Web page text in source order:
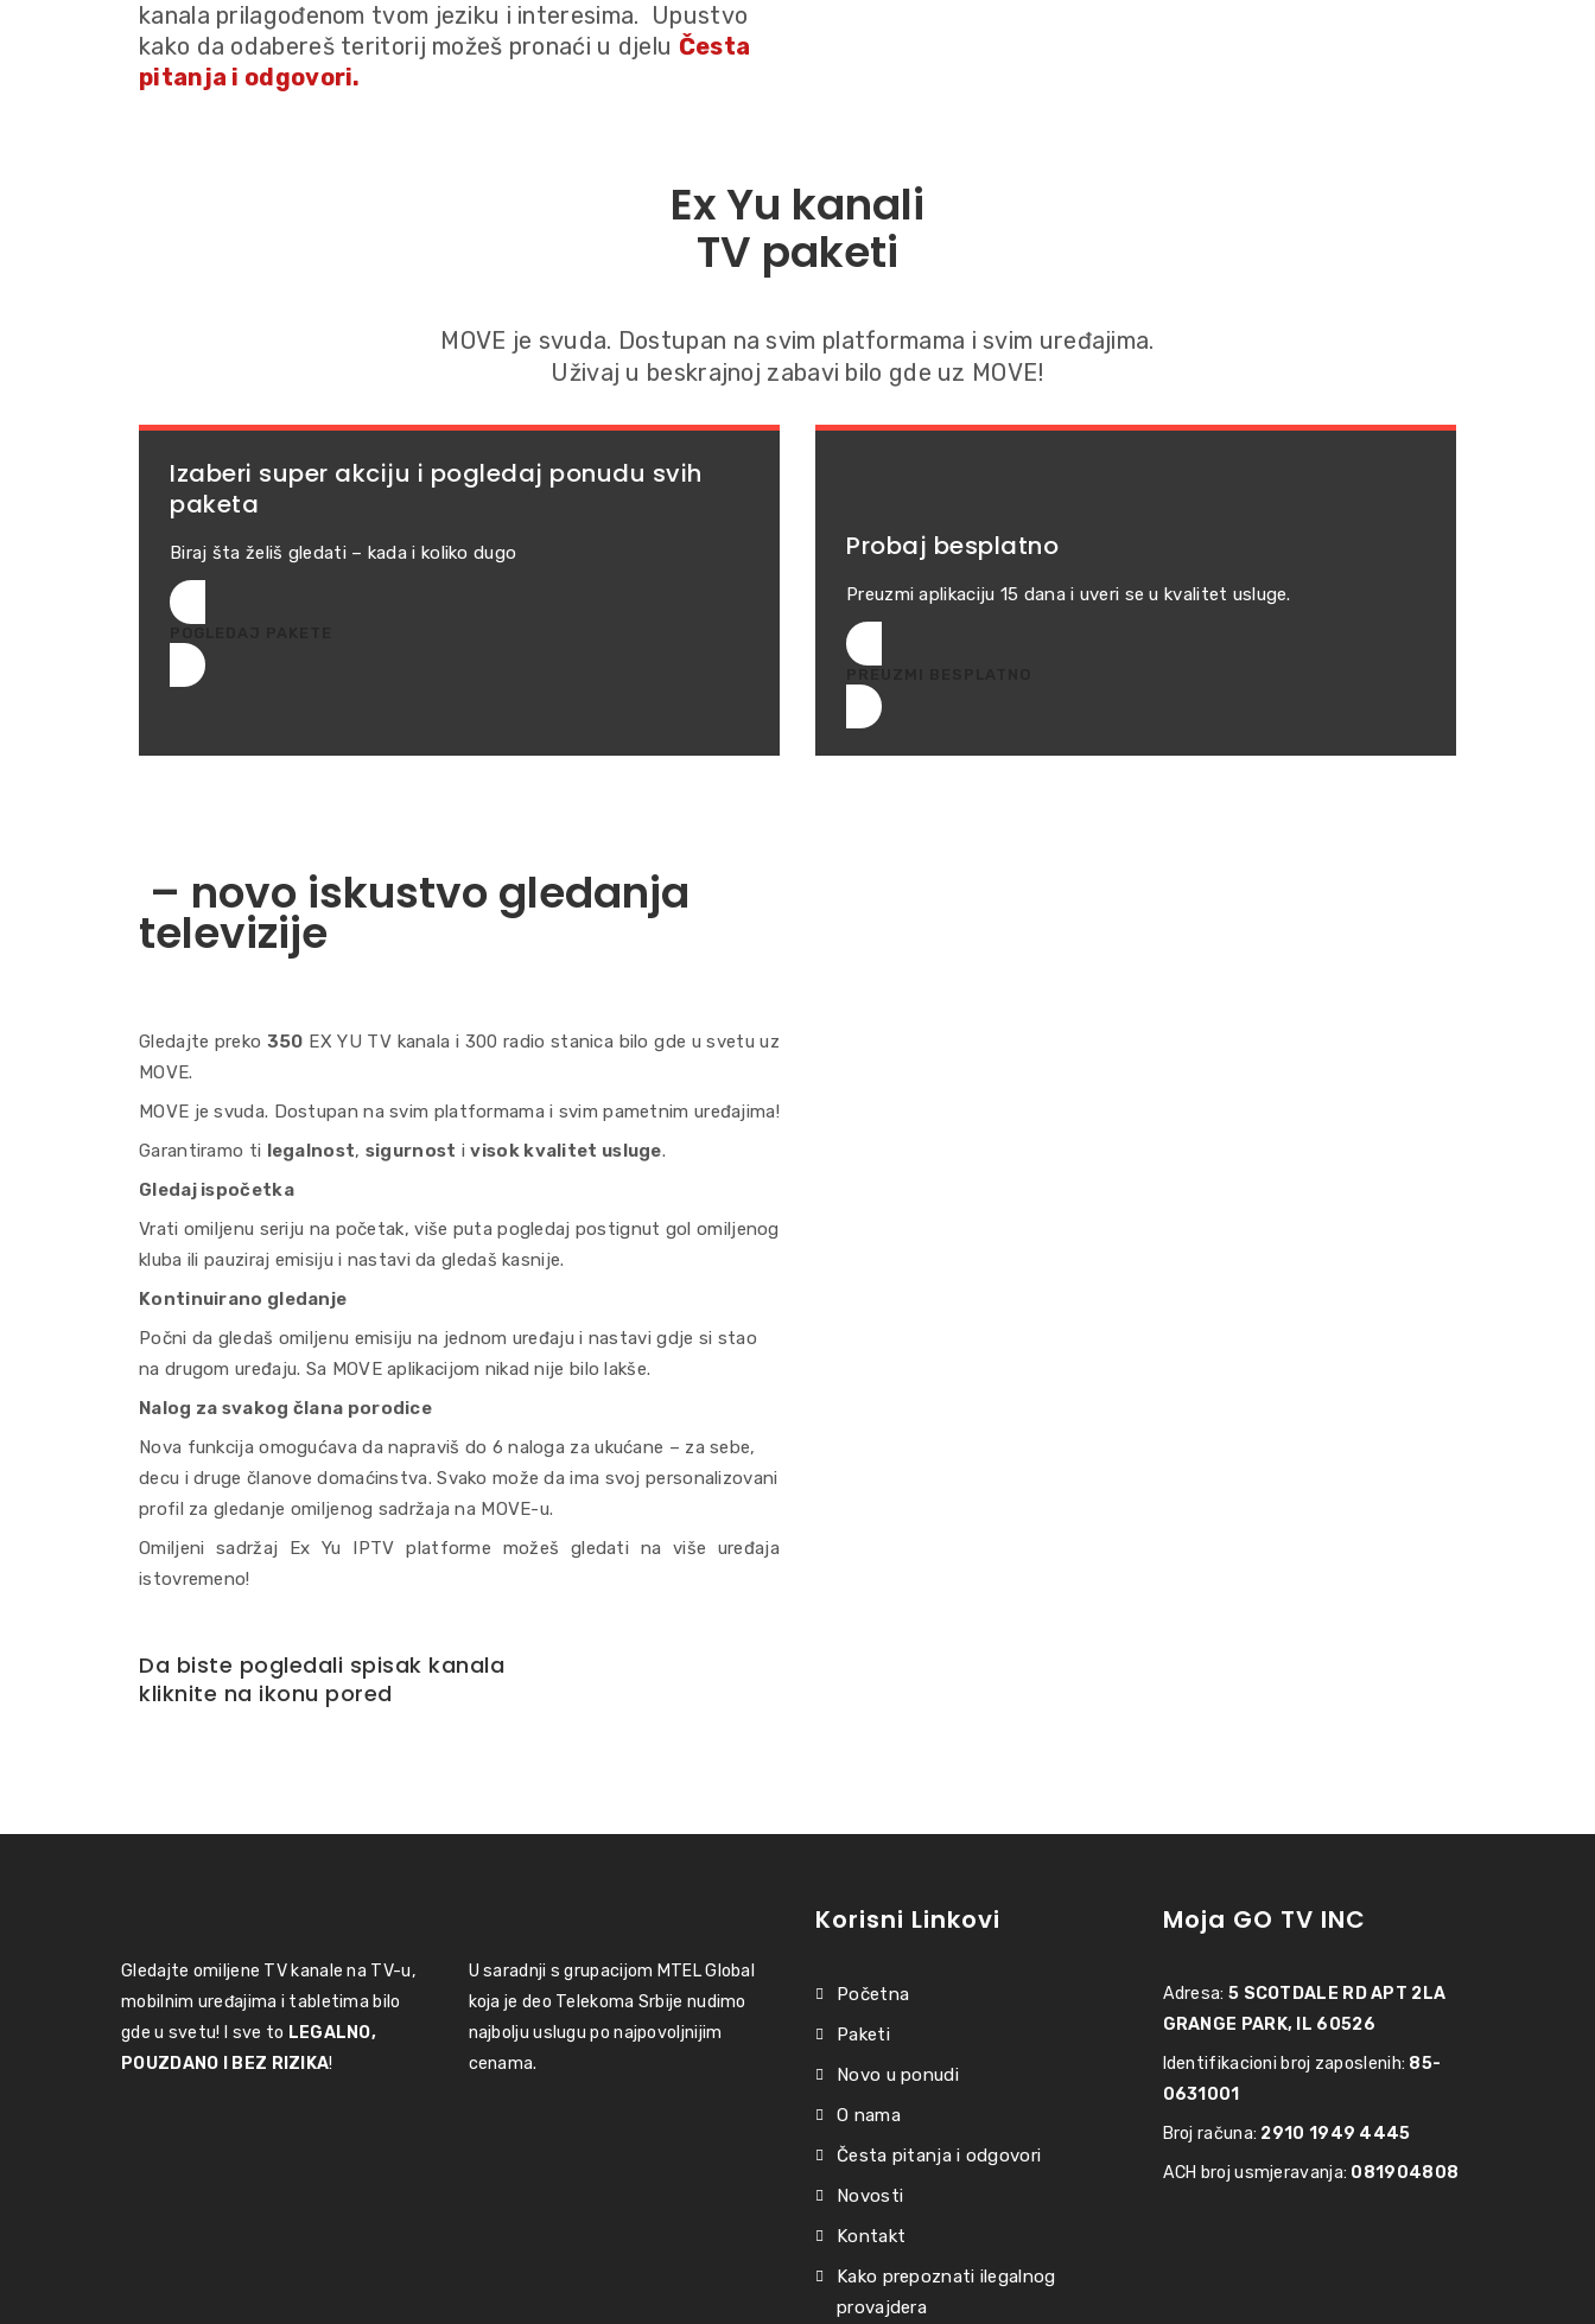
kanala prilagođenom tvom jeziku i interesima. Upustvo
kako da odabereš teritorij možeš pronaći u djelu Česta
pitanja i odgovori.
Ex Yu kanali
TV paketi
MOVE je svuda. Dostupan na svim platformama i svim uređajima.
Uživaj u beskrajnoj zabavi bilo gde uz MOVE!
Izaberi super akciju i pogledaj ponudu svih
paketa
Biraj šta želiš gledati – kada i koliko dugo Probaj besplatno
Preuzmi aplikaciju 15 dana i uveri se u kvalitet usluge.
– novo iskustvo gledanja
televizije
Gledajte preko 350 EX YU TV kanala i 300 radio stanica bilo gde u svetu uz
MOVE.
MOVE je svuda. Dostupan na svim platformama i svim pametnim uređajima!
Garantiramo ti legalnost, sigurnost ivisok kvalitet usluge.
Gledaj ispočetka
Vrati omiljenu seriju na početak, više puta pogledaj postignut gol omiljenog
kluba ili pauziraj emisiju i nastavi da gledaš kasnije.
Kontinuirano gledanje
Počni da gledaš omiljenu emisiju na jednom uređaju i nastavi gdje si stao
na drugom uređaju. Sa MOVE aplikacijom nikad nije bilo lakše.
Nalog za svakog člana porodice
Nova funkcija omogućava da napraviš do 6 naloga za ukućane – za sebe,
decu i druge članove domaćinstva. Svako može da ima svoj personalizovani
profil za gledanje omiljenog sadržaja na MOVE-u.
Omiljeni sadržaj Ex Yu IPTV platforme možeš gledati na više uređaja
istovremeno!
Da biste pogledali spisak kanala
kliknite na ikonu pored
Gledajte omiljene TV kanale na TV-u,
mobilnim uređajima i tabletima bilo
gde u svetu! I sve to LEGALNO,
POUZDANO I BEZ RIZIKA!
U saradnji s grupacijom MTEL Global
koja je deo Telekoma Srbije nudimo
najbolju uslugu po najpovoljnijim
cenama.
Korisni Linkovi
Početna
Paketi
Novo u ponudi
O nama
Česta pitanja i odgovori
Novosti
Kontakt
Kako prepoznati ilegalnog
provajdera
Moja GO TV INC
Adresa: 5 SCOTDALE RD APT 2LA
GRANGE PARK, IL 60526
Identifikacioni broj zaposlenih: 85-
0631001
Broj računa: 2910 1949 4445
ACH broj usmjeravanja: 081904808